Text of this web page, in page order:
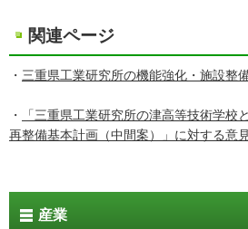
関連ページ
・ 三重県工業研究所の機能強化・施設整
・
「三重県工業研究所の津高等技術学校
再整備基本計画（中間案）」に対する意
産業